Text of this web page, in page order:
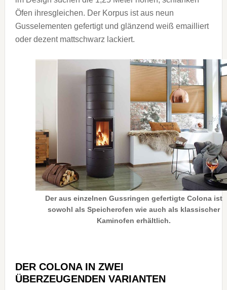
Öfen ihresgleichen. Der Korpus ist aus neun
Gusselementen gefertigt und glänzend weiß emailliert
oder dezent mattschwarz lackiert.
Der aus einzelnen Gussringen gefertigte Colona ist
sowohl als Speicherofen wie auch als klassischer
Kaminofen erhältlich.
DER COLONA IN ZWEI
ÜBERZEUGENDEN VARIANTEN